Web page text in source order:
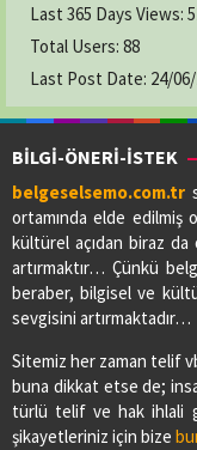
Last 365 Days Views:
Total Users: 88
Last Post Date: 24/
BİLGİ-ÖNERİ-İSTEK
belgeselsemo.com.tr
ortamında elde edilmiş
kültürel açıdan biraz da
artırmaktır… Çünkü
beraber, bilgisel ve
sevgisini artırmaktadır…
Sitemiz her zaman telif
buna dikkat etse de;
türlü telif ve hak ihlali
şikayetleriniz için bize